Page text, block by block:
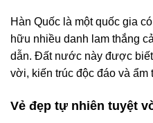
Hàn Quốc là một quốc gia
hữu nhiều danh lam thắng
dẫn. Đất nước này được
vời, kiến trúc độc đáo và ẩm
Vẻ đẹp tự nhiên tuyệt